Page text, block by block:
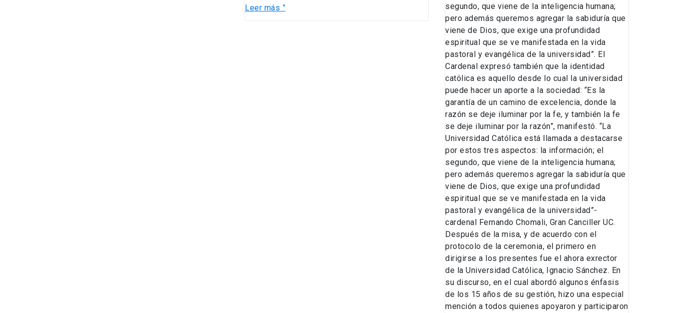
Leer más ”
segundo, que viene de la inteligencia humana;
pero además queremos agregar la sabiduría que
viene de Dios, que exige una profundidad
espiritual que se ve manifestada en la vida
pastoral y evangélica de la universidad”. El
Cardenal expresó también que la identidad
católica es aquello desde lo cual la universidad
puede hacer un aporte a la sociedad: “Es la
garantía de un camino de excelencia, donde la
razón se deje iluminar por la fe, y también la fe
se deje iluminar por la razón”, manifestó. “La
Universidad Católica está llamada a destacarse
por estos tres aspectos: la información; el
segundo, que viene de la inteligencia humana;
pero además queremos agregar la sabiduría que
viene de Dios, que exige una profundidad
espiritual que se ve manifestada en la vida
pastoral y evangélica de la universidad”-
cardenal Fernando Chomali, Gran Canciller UC.
Después de la misa, y de acuerdo con el
protocolo de la ceremonia, el primero en
dirigirse a los presentes fue el ahora exrector
de la Universidad Católica, Ignacio Sánchez. En
su discurso, en el cual abordó algunos énfasis
de los 15 años de su gestión, hizo una especial
mención a todos quienes apoyaron y participaron